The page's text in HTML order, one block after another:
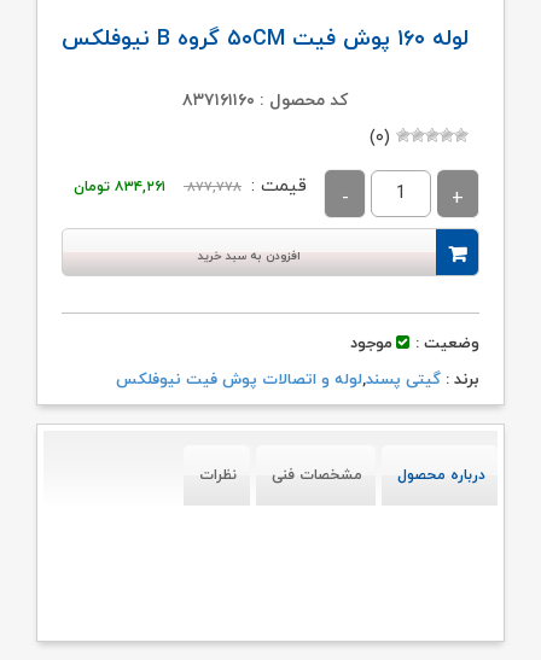
لوله ۱۶۰ پوش فیت ۵۰CM گروه B نیوفلکس
کد محصول : ۸۳۷۱۶۱۱۶۰
(۰)
قیمت : ۸۷۷,۷۷۸
قیمت
اصلی:
۸۷۷,۷۷۸ تومان
۸۳۴,۲۶۱ تومان
افزودن به سبد خرید
وضعیت :
موجود
برند : گیتی پسند,لوله و اتصالات پوش فیت نیوفلکس
درباره محصول مشخصات فنی نظرات